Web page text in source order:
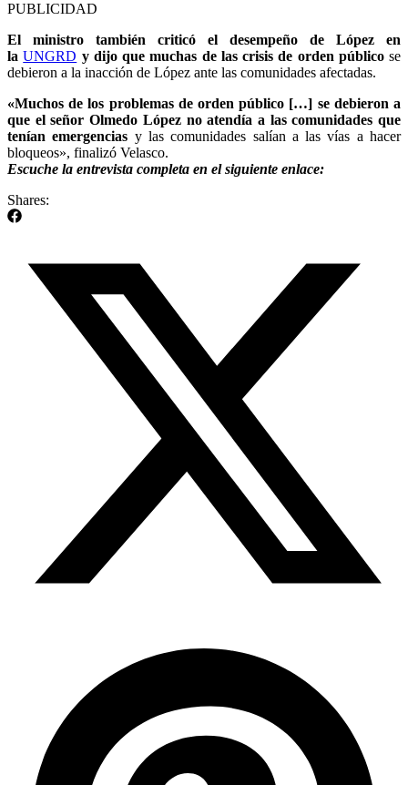
PUBLICIDAD
El ministro también criticó el desempeño de López en
laUNGRD y dijo que muchas de las crisis de orden públicose
debieron a la inacción de López ante las comunidades afectadas.
«Muchos de los problemas de orden público […] se debieron a
que el señor Olmedo López no atendía a las comunidades que
tenían emergencias y las comunidades salían a las vías a hacer
bloqueos», finalizó Velasco.
Escuche la entrevista completa en el siguiente enlace:
Shares: